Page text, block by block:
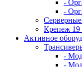
-
-
Крепеж 19
Активное
-
-